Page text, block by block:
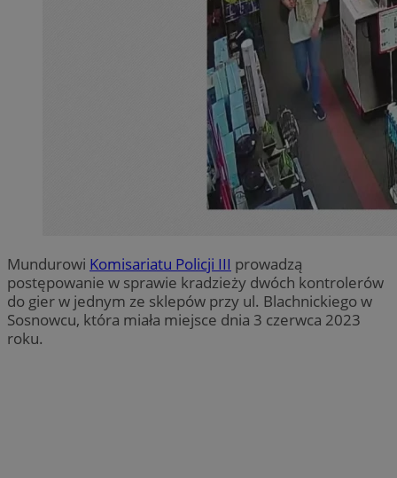
Mundurowi Komisariatu Policji III prowadzą
postępowanie w sprawie kradzieży dwóch kontrolerów
do gier w jednym ze sklepów przy ul. Blachnickiego w
Sosnowcu, która miała miejsce dnia 3 czerwca 2023
roku.